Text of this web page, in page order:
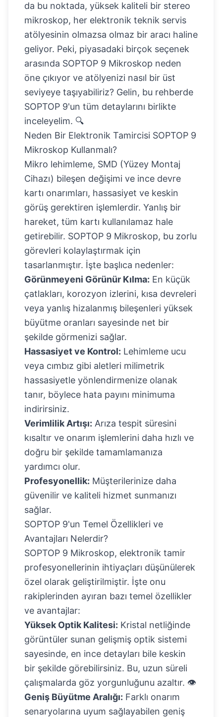
da bu noktada, yüksek kaliteli bir stereo
mikroskop, her elektronik teknik servis
atölyesinin olmazsa olmaz bir aracı haline
geliyor. Peki, piyasadaki birçok seçenek
arasında SOPTOP 9 Mikroskop neden
öne çıkıyor ve atölyenizi nasıl bir üst
seviyeye taşıyabiliriz? Gelin, bu rehberde
SOPTOP 9'un tüm detaylarını birlikte
inceleyelim. 🔍
Neden Bir Elektronik Tamircisi SOPTOP 9
Mikroskop Kullanmalı?
Mikro lehimleme, SMD (Yüzey Montaj
Cihazı) bileşen değişimi ve ince devre
kartı onarımları, hassasiyet ve keskin
görüş gerektiren işlemlerdir. Yanlış bir
hareket, tüm kartı kullanılamaz hale
getirebilir. SOPTOP 9 Mikroskop, bu zorlu
görevleri kolaylaştırmak için
tasarlanmıştır. İşte başlıca nedenler:
Görünmeyeni Görünür Kılma: En küçük
çatlakları, korozyon izlerini, kısa devreleri
veya yanlış hizalanmış bileşenleri yüksek
büyütme oranları sayesinde net bir
şekilde görmenizi sağlar.
Hassasiyet ve Kontrol: Lehimleme ucu
veya cımbız gibi aletleri milimetrik
hassasiyetle yönlendirmenize olanak
tanır, böylece hata payını minimuma
indirirsiniz.
Verimlilik Artışı: Arıza tespit süresini
kısaltır ve onarım işlemlerini daha hızlı ve
doğru bir şekilde tamamlamanıza
yardımcı olur.
Profesyonellik: Müşterilerinize daha
güvenilir ve kaliteli hizmet sunmanızı
sağlar.
SOPTOP 9'un Temel Özellikleri ve
Avantajları Nelerdir?
SOPTOP 9 Mikroskop, elektronik tamir
profesyonellerinin ihtiyaçları düşünülerek
özel olarak geliştirilmiştir. İşte onu
rakiplerinden ayıran bazı temel özellikler
ve avantajlar:
Yüksek Optik Kalitesi: Kristal netliğinde
görüntüler sunan gelişmiş optik sistemi
sayesinde, en ince detayları bile keskin
bir şekilde görebilirsiniz. Bu, uzun süreli
çalışmalarda göz yorgunluğunu azaltır. 👁️
Geniş Büyütme Aralığı: Farklı onarım
senaryolarına uyum sağlayabilen geniş